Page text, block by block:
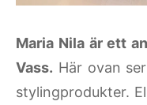
Maria Nila är ett
Vass. Här ovan
stylingprodukter.